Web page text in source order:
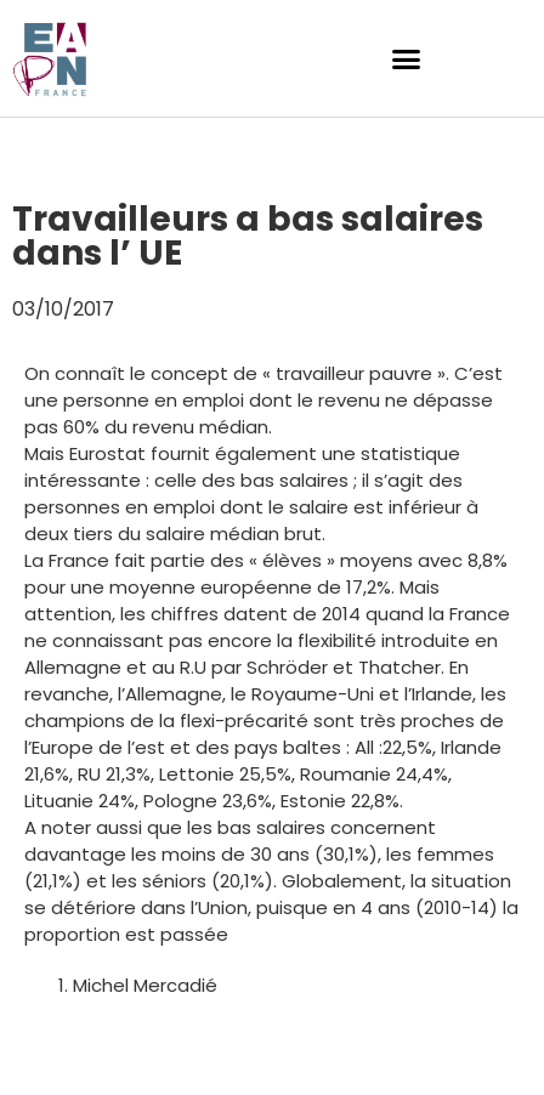
Travailleurs a bas salaires
dans l’ UE
03/10/2017
On connaît le concept de « travailleur pauvre ». C’est
une personne en emploi dont le revenu ne dépasse
pas 60% du revenu médian.
Mais Eurostat fournit également une statistique
intéressante : celle des bas salaires ; il s’agit des
personnes en emploi dont le salaire est inférieur à
deux tiers du salaire médian brut.
La France fait partie des « élèves » moyens avec 8,8%
pour une moyenne européenne de 17,2%. Mais
attention, les chiffres datent de 2014 quand la France
ne connaissant pas encore la flexibilité introduite en
Allemagne et au R.U par Schröder et Thatcher. En
revanche, l’Allemagne, le Royaume-Uni et l’Irlande, les
champions de la flexi-précarité sont très proches de
l’Europe de l’est et des pays baltes : All :22,5%, Irlande
21,6%, RU 21,3%, Lettonie 25,5%, Roumanie 24,4%,
Lituanie 24%, Pologne 23,6%, Estonie 22,8%.
A noter aussi que les bas salaires concernent
davantage les moins de 30 ans (30,1%), les femmes
(21,1%) et les séniors (20,1%). Globalement, la situation
se détériore dans l’Union, puisque en 4 ans (2010-14) la
proportion est passée
Michel Mercadié